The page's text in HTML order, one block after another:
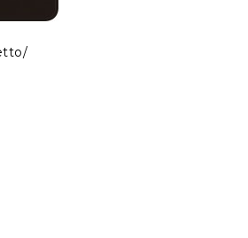
на заказ по лекалам и